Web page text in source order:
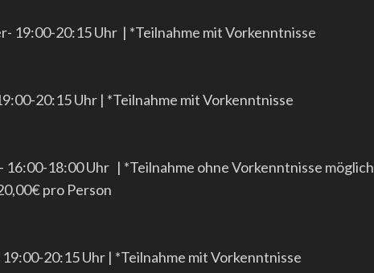
19:00-20:15 Uhr | *Teilnahme mit Vorkenntnisse
20:15 Uhr | *Teilnahme mit Vorkenntnisse
16:00-18:00 Uhr | *Teilnahme ohne Vorkenntnisse möglich
pro Person
19:00-20:15 Uhr | *Teilnahme mit Vorkenntnisse